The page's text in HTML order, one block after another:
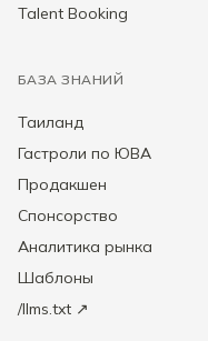
Talent Booking
БАЗА ЗНАНИЙ
Таиланд
Гастроли по ЮВА
Продакшен
Спонсорство
Аналитика рынка
Шаблоны
/llms.txt ↗